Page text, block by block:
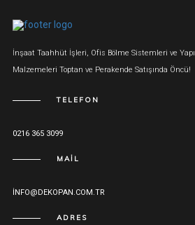
İnşaat Taahhüt İşleri, Ofis Bölme Sistemleri ve Yapı
Malzemeleri Toptan ve Perakende Satışında Öncü!
TELEFON
0216 365 3099
MAIL
INFO@DEKOPAN.COM.TR
ADRES